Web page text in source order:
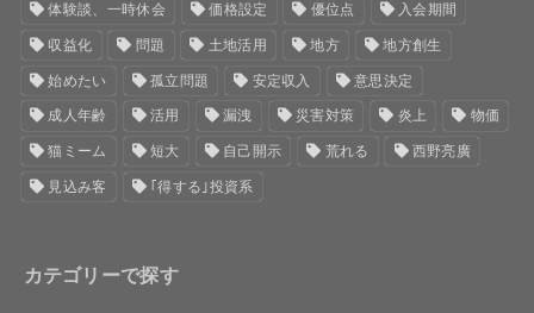
体験談、一時休会 価格設定 優位点 入会期間
収益化 問題 土地活用 地方 地方創生
始めたい 孤立問題 安定収入 意思決定
成人年齢 活用 漏洩 災害対策 炎上 物価
猫ミーム 短大 自己開示 荒れる 西野亮廣
見込み客 ｢得する｣投資系
カテゴリーで探す